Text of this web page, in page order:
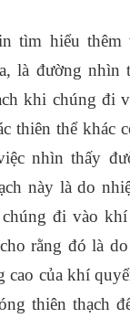
tìm hiểu thêm
là đường nhìn
khi chúng đi
thiên thể khác
nhìn thấy
này là do
chúng đi vào
rằng đó là
cao của khí
thiên thạch